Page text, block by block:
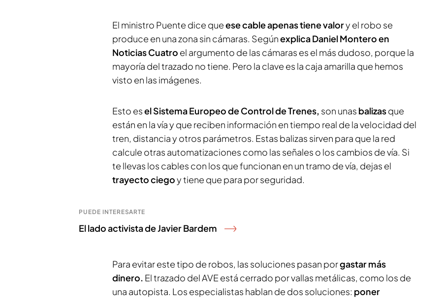
El ministro Puente dice queese cable apenas tiene valory el robo se
produce en una zona sin cámaras. Segúnexplica Daniel Montero en
Noticias Cuatro el argumento de las cámaras es el más dudoso, porque la
mayoría del trazado no tiene. Pero la clave es la caja amarilla que hemos
visto en las imágenes.
Esto esel Sistema Europeo de Control de Trenes, son unas balizasque
están en la vía y que reciben información en tiempo real de la velocidad del
tren, distancia y otros parámetros. Estas balizas sirven para que la red
calcule otras automatizaciones como las señales o los cambios de vía. Si
te llevas los cables con los que funcionan en un tramo de vía, dejas el
trayecto ciegoy tiene que para por seguridad.
PUEDE INTERESARTE
El lado activista de Javier Bardem
Para evitar este tipo de robos, las soluciones pasan porgastar más
dinero. El trazado del AVE está cerrado por vallas metálicas, como los de
una autopista. Los especialistas hablan de dos soluciones: poner